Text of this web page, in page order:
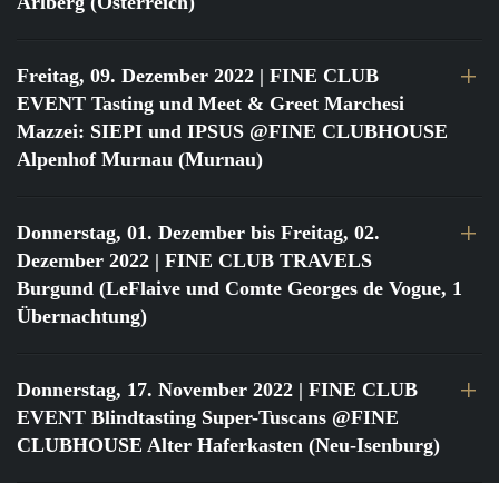
Freitag, 09. Dezember 2022 | FINE CLUB
EVENT Tasting und Meet & Greet Marchesi
Mazzei: SIEPI und IPSUS @FINE CLUBHOUSE
Alpenhof Murnau (Murnau)
Donnerstag, 01. Dezember bis Freitag, 02.
Dezember 2022 | FINE CLUB TRAVELS
Burgund (LeFlaive und Comte Georges de Vogue, 1
Übernachtung)
Donnerstag, 17. November 2022 | FINE CLUB
EVENT Blindtasting Super-Tuscans @FINE
CLUBHOUSE Alter Haferkasten (Neu-Isenburg)